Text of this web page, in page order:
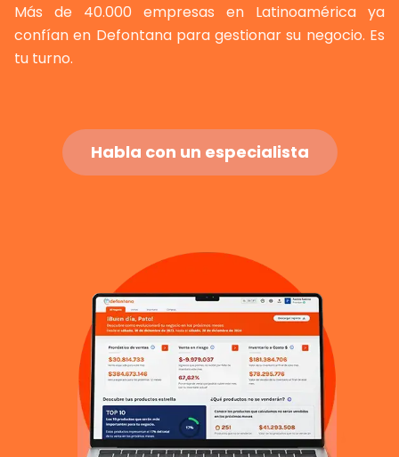
Más de 40.000 empresas en Latinoamérica ya
confían en Defontana para gestionar su negocio. Es
tu turno.
Habla con un especialista